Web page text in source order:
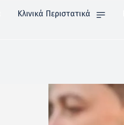
Κλινικά Περιστατικά